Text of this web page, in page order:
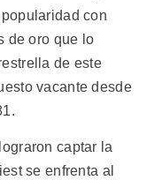
con
de oro que lo
de este
vacante desde
captar la
se enfrenta al